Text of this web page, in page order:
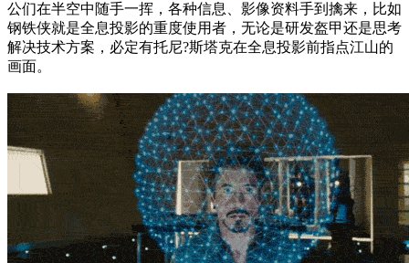
公们在半空中随手一挥，各种信息、影像资料手到擒来，比如
钢铁侠就是全息投影的重度使用者，无论是研发盔甲还是思考
解决技术方案，必定有托尼?斯塔克在全息投影前指点江山的
画面。